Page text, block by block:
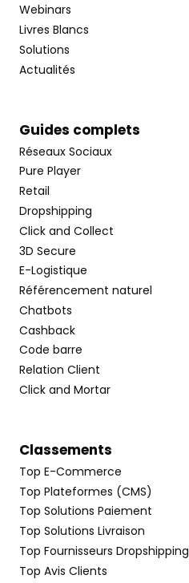
Webinars
Livres Blancs
Solutions
Actualités
Guides complets
Réseaux Sociaux
Pure Player
Retail
Dropshipping
Click and Collect
3D Secure
E-Logistique
Référencement naturel
Chatbots
Cashback
Code barre
Relation Client
Click and Mortar
Classements
Top E-Commerce
Top Plateformes (CMS)
Top Solutions Paiement
Top Solutions Livraison
Top Fournisseurs Dropshipping
Top Avis Clients